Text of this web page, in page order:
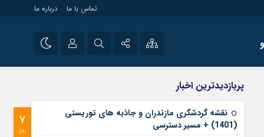
تماس با ما درباره ما
آپارات
رمز عبور
راه اندازی سایت و
سایت های خبری و
پربازدیدترین اخبار
7
روز
نقشه گردشگری مازندران و جاذبه های توریستی
(1401) + مسیر دسترسی